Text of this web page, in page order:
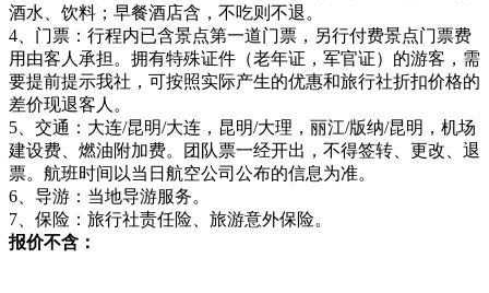
酒水、饮料；早餐酒店含，不吃则不退。
4、门票：行程内已含景点第一道门票，另行付费景点门票费
用由客人承担。拥有特殊证件（老年证，军官证）的游客，需
要提前提示我社，可按照实际产生的优惠和旅行社折扣价格的
差价现退客人。
5、交通：大连/昆明/大连，昆明/大理，丽江/版纳/昆明，机场
建设费、燃油附加费。团队票一经开出，不得签转、更改、退
票。航班时间以当日航空公司公布的信息为准。
6、导游：当地导游服务。
7、保险：旅行社责任险、旅游意外保险。
报价不含：